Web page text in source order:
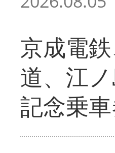
京成電
道、江
記念乗